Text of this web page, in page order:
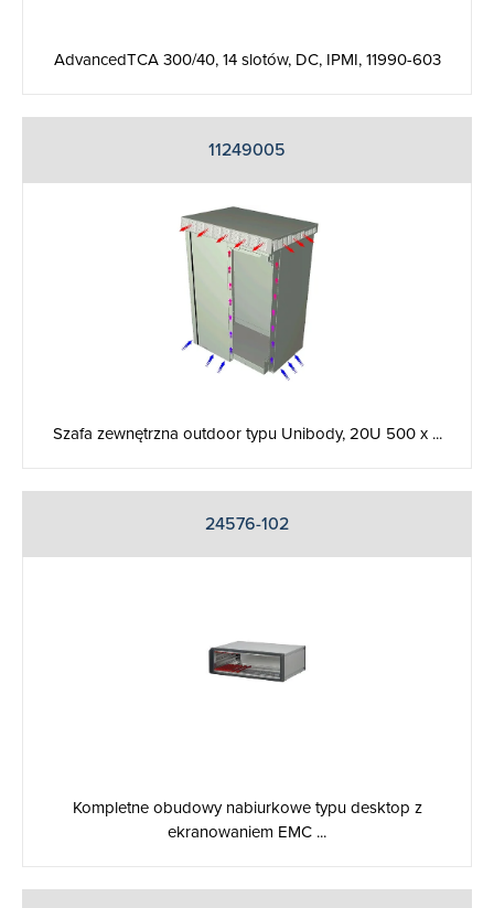
AdvancedTCA 300/40, 14 slotów, DC, IPMI, 11990-603
11249005
Szafa zewnętrzna outdoor typu Unibody, 20U 500 x ...
24576-102
Kompletne obudowy nabiurkowe typu desktop z
ekranowaniem EMC ...